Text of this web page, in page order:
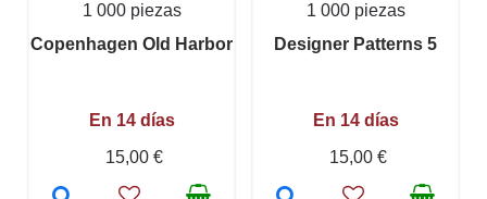
1 000 piezas
Copenhagen Old Harbor
En 14 días
15,00 €
1 000 piezas
Designer Patterns 5
En 14 días
15,00 €